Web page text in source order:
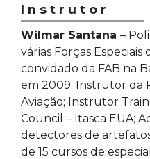
Instrutor
Wilmar Santana –
várias Forças
convidado da FAB na
em 2009; Instrutor da
Aviação; Instrutor
Council – Itasca EUA;
detectores de
de 15 cursos de